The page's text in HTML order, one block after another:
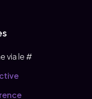
via le #